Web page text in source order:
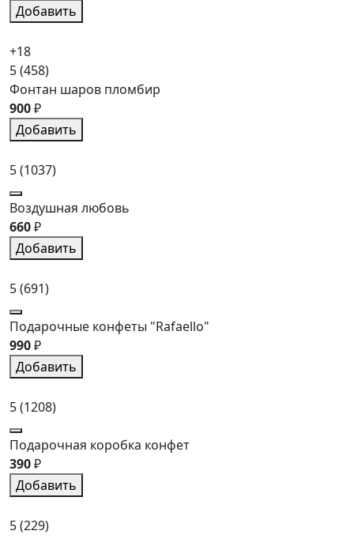
Добавить
+18
5(458)
Фонтан шаров пломбир
900₽
Добавить
5(1037)
Воздушная любовь
660₽
Добавить
5(691)
Подарочные конфеты "Rafaello"
990₽
Добавить
5(1208)
Подарочная коробка конфет
390₽
Добавить
5(229)